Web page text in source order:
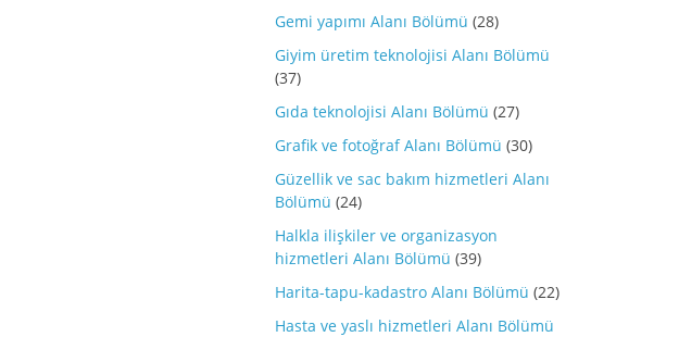
Gemi yapımı Alanı Bölümü (28)
Giyim üretim teknolojisi Alanı Bölümü
(37)
Gıda teknolojisi Alanı Bölümü (27)
Grafik ve fotoğraf Alanı Bölümü (30)
Güzellik ve sac bakım hizmetleri Alanı
Bölümü (24)
Halkla ilişkiler ve organizasyon
hizmetleri Alanı Bölümü (39)
Harita-tapu-kadastro Alanı Bölümü (22)
Hasta ve yaslı hizmetleri Alanı Bölümü